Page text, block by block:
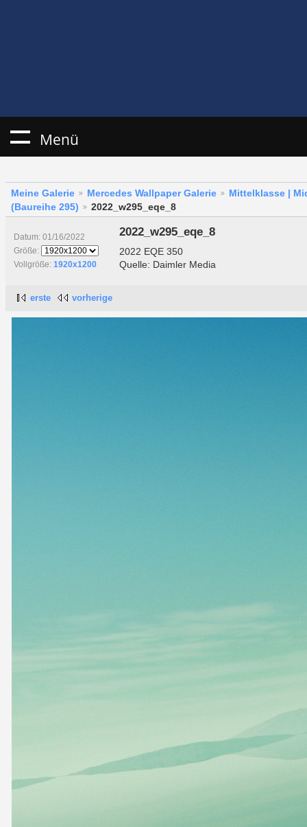
Menü
Meine Galerie Mercedes Wallpaper Galerie
Mittelklasse |
(Baureihe 295)
2022_w295_eqe_8
Datum: 01/16/2022
Größe:
Vollgröße: 1920x1200
2022_w295_eqe_8
2022 EQE 350
Quelle: Daimler Media
erste vorherige